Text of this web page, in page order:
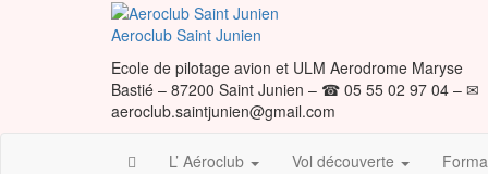
Aeroclub Saint Junien
Ecole de pilotage avion et ULM Aerodrome Maryse
Bastié – 87200 Saint Junien – ☎ 05 55 02 97 04 – ✉
aeroclub.saintjunien@gmail.com
L’ Aéroclub Vol découverte